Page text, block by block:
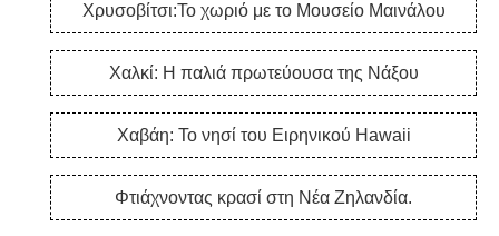
Χρυσοβίτσι:Το χωριό με το Μουσείο Μαινάλου
Χαλκί: Η παλιά πρωτεύουσα της Νάξου
Χαβάη: Το νησί του Ειρηνικού Hawaii
Φτιάχνοντας κρασί στη Νέα Ζηλανδία.